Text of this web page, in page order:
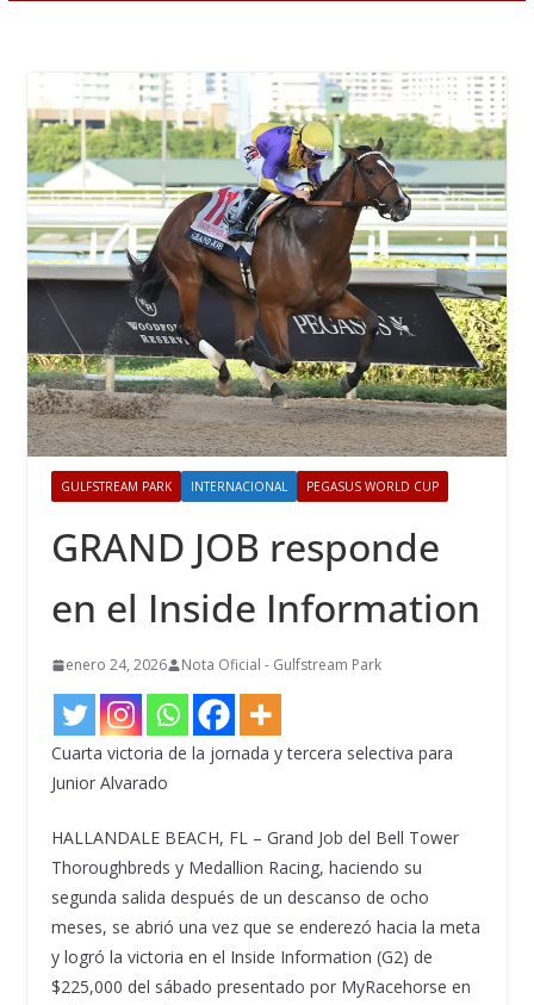
GULFSTREAM PARK INTERNACIONAL PEGASUS WORLD CUP
GRAND JOB responde
en el Inside Information
enero 24, 2026 Nota Oficial - Gulfstream Park
Cuarta victoria de la jornada y tercera selectiva para
Junior Alvarado
HALLANDALE BEACH, FL – Grand Job del Bell Tower
Thoroughbreds y Medallion Racing, haciendo su
segunda salida después de un descanso de ocho
meses, se abrió una vez que se enderezó hacia la meta
y logró la victoria en el Inside Information (G2) de
$225,000 del sábado presentado por MyRacehorse en